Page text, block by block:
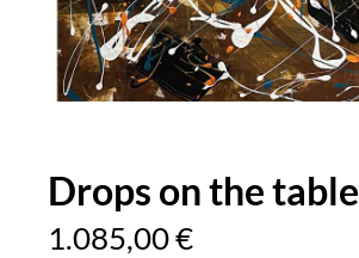
Drops on the table
1.085,00€